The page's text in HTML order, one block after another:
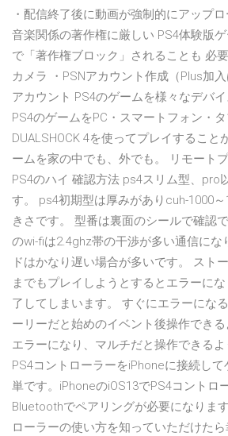
・配信終了後に動画が強制的にアップ
音楽関係の著作権に厳しい PS4体験版
で「著作権ブロック」されることも 必
カメラ ・PSNアカウント作成（Plus加
アカウント PS4のゲームを様々なデバ
PS4のゲームをPC・スマートフォン・タ
DUALSHOCK 4を使ってプレイすること
ームを家の中でも、外でも。 リモート
PS4のハイ 確認方法 ps4スリム型、pro
す。 ps4初期型は厚みがありcuh-1000
きさです。 型番は裏面のシールで確認
のwi-fiは2.4ghz帯の干渉が多い通信にな
ドはかなり遅い場合が多いです。 スト
までもプレイしようとするとエラーに
了してしまいます。 すぐにエラーにな
ーリーだと始めのイベント後操作でき
エラーになり、マルチだと操作できるよ
PS4コントローラーをiPhoneに接続し
単です。iPhoneのiOS13でPS4コントロ
Bluetoothでペアリングが必要になりま
ローラーの使い方を知っていただけた